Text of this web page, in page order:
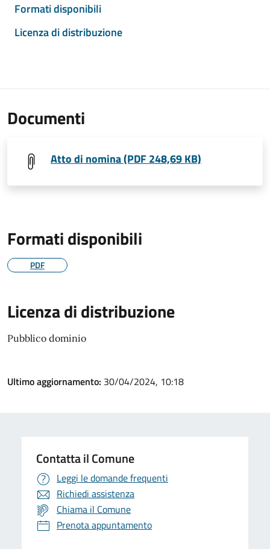
Formati disponibili
Licenza di distribuzione
Documenti
Atto di nomina (PDF 248,69 KB)
Formati disponibili
PDF
Licenza di distribuzione
Pubblico dominio
Ultimo aggiornamento: 30/04/2024, 10:18
Contatta il Comune
Leggi le domande frequenti
Richiedi assistenza
Chiama il Comune
Prenota appuntamento